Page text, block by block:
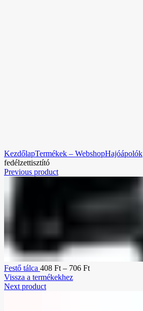
KezdőlapTermékek – WebshopHajóápolók
fedélzettisztító
Previous product
Festő tálca 408 Ft – 706 Ft
Vissza a termékekhez
Next product